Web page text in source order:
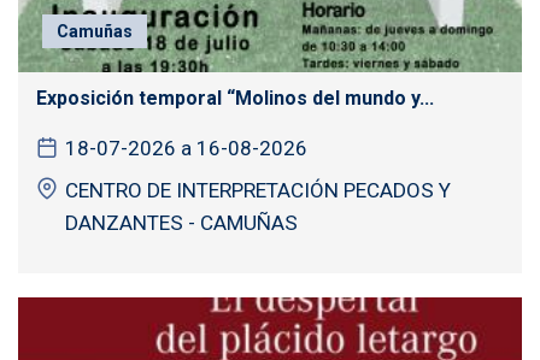
Camuñas
Exposición temporal “Molinos del mundo y...
18-07-2026 a 16-08-2026
CENTRO DE INTERPRETACIÓN PECADOS Y
DANZANTES - CAMUÑAS